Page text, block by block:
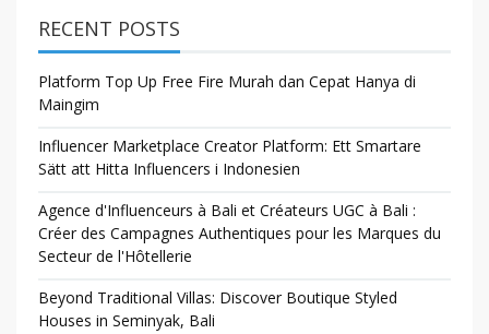
RECENT POSTS
Platform Top Up Free Fire Murah dan Cepat Hanya di
Maingim
Influencer Marketplace Creator Platform: Ett Smartare
Sätt att Hitta Influencers i Indonesien
Agence d'Influenceurs à Bali et Créateurs UGC à Bali :
Créer des Campagnes Authentiques pour les Marques du
Secteur de l'Hôtellerie
Beyond Traditional Villas: Discover Boutique Styled
Houses in Seminyak, Bali